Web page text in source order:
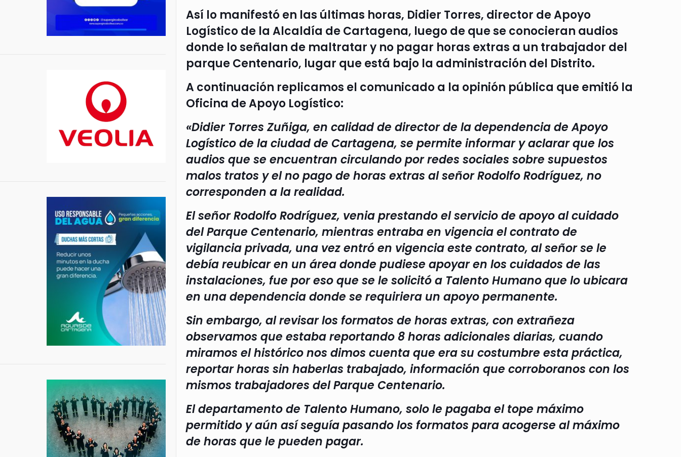
Así lo manifestó en las últimas horas, Didier Torres, director de Apoyo
Logístico de la Alcaldía de Cartagena, luego de que se conocieran audios
donde lo señalan de maltratar y no pagar horas extras a un trabajador del
parque Centenario, lugar que está bajo la administración del Distrito.
A continuación replicamos el comunicado a la opinión pública que emitió la
Oficina de Apoyo Logístico:
«Didier Torres Zuñiga, en calidad de director de la dependencia de Apoyo
Logístico de la ciudad de Cartagena, se permite informar y aclarar que los
audios que se encuentran circulando por redes sociales sobre supuestos
malos tratos y el no pago de horas extras al señor Rodolfo Rodríguez, no
corresponden a la realidad.
El señor Rodolfo Rodríguez, venia prestando el servicio de apoyo al cuidado
del Parque Centenario, mientras entraba en vigencia el contrato de
vigilancia privada, una vez entró en vigencia este contrato, al señor se le
debía reubicar en un área donde pudiese apoyar en los cuidados de las
instalaciones, fue por eso que se le solicitó a Talento Humano que lo ubicara
en una dependencia donde se requiriera un apoyo permanente.
Sin embargo, al revisar los formatos de horas extras, con extrañeza
observamos que estaba reportando 8 horas adicionales diarias, cuando
miramos el histórico nos dimos cuenta que era su costumbre esta práctica,
reportar horas sin haberlas trabajado, información que corroboranos con los
mismos trabajadores del Parque Centenario.
El departamento de Talento Humano, solo le pagaba el tope máximo
permitido y aún así seguía pasando los formatos para acogerse al máximo
de horas que le pueden pagar.